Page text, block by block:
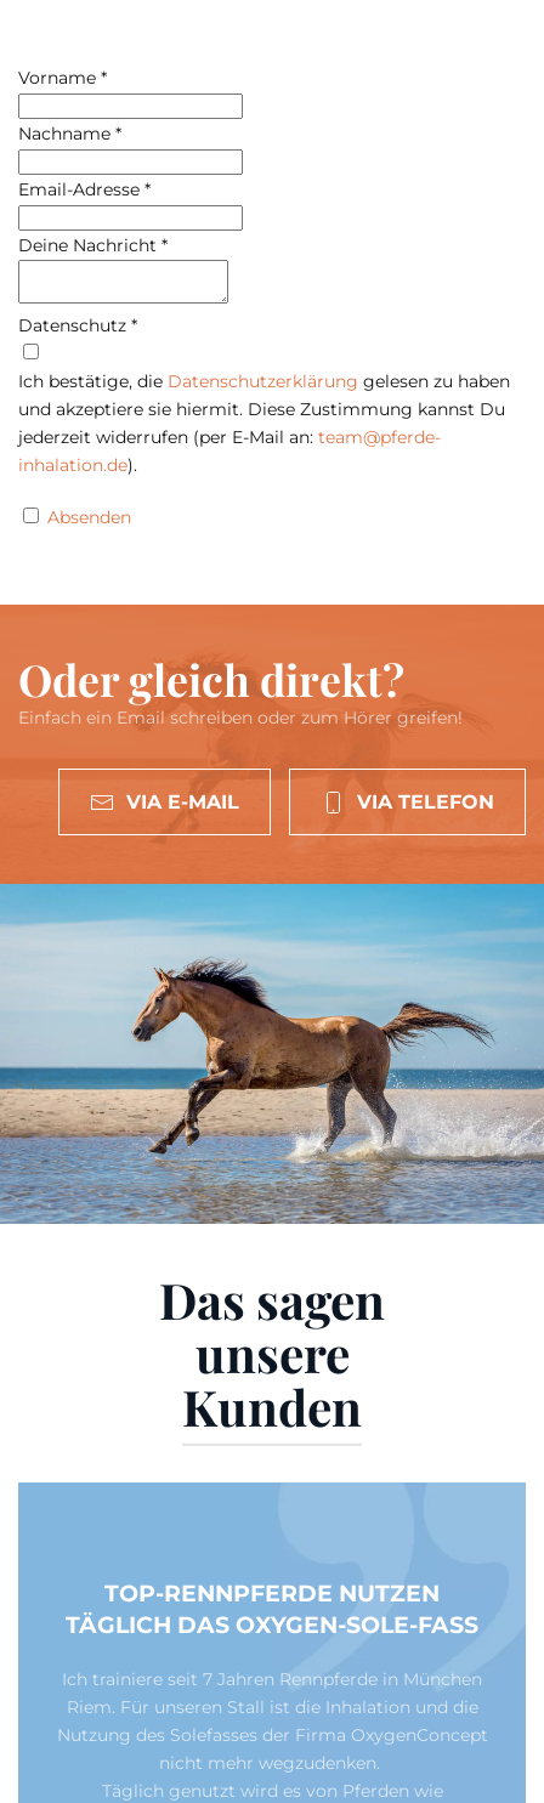
Vorname *
Nachname *
Email-Adresse *
Deine Nachricht *
Datenschutz *
Ich bestätige, die Datenschutzerklärung gelesen zu haben
und akzeptiere sie hiermit. Diese Zustimmung kannst Du
jederzeit widerrufen (per E-Mail an: team@pferde-
inhalation.de).
Absenden
Oder gleich direkt?
Einfach ein Email schreiben oder zum Hörer greifen!
VIA E-MAIL VIA TELEFON
Das sagen
unsere
Kunden
TOP-RENNPFERDE NUTZEN
TÄGLICH DAS OXYGEN-SOLE-FASS
Ich trainiere seit 7 Jahren Rennpferde in München
Riem. Für unseren Stall ist die Inhalation und die
Nutzung des Solefasses der Firma OxygenConcept
nicht mehr wegzudenken.
Täglich genutzt wird es von Pferden wie